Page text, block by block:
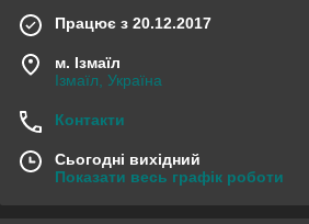
Працює з 20.12.2017
м. Ізмаїл
Ізмаїл, Україна
Контакти
Сьогодні вихідний
Показати весь графік роботи